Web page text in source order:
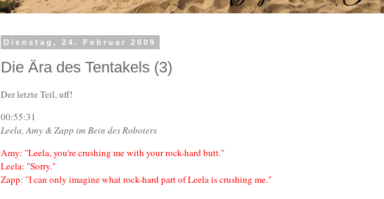
Dienstag, 24. Februar 2009
Die Ära des Tentakels (3)
Der letzte Teil, uff!
00:55:31
Leela, Amy & Zapp im Bein des Roboters
Amy: "Leela, you're crushing me with your rock-hard butt."
Leela: "Sorry."
Zapp: "I can only imagine what rock-hard part of Leela is crushing me."